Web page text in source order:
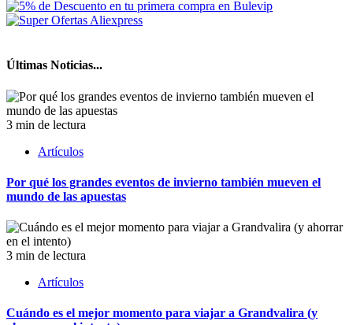
Últimas Noticias...
3 min de lectura
Artículos
Por qué los grandes eventos de invierno también mueven el
mundo de las apuestas
3 min de lectura
Artículos
Cuándo es el mejor momento para viajar a Grandvalira (y